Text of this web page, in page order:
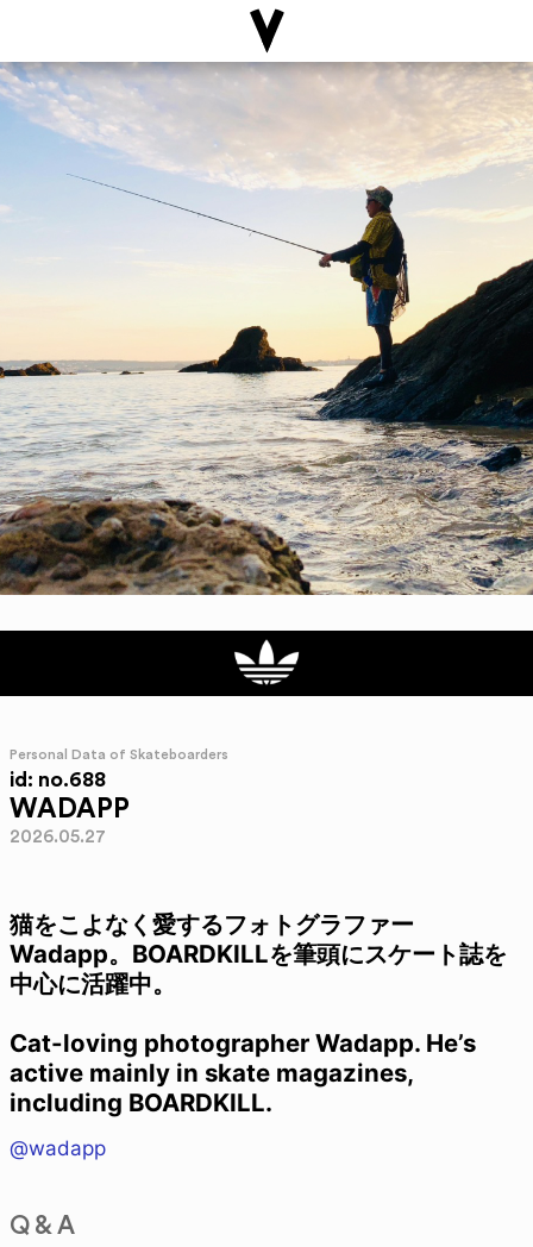
Personal Data of Skateboarders
id: no.688
WADAPP
2026.05.27
猫をこよなく愛するフォトグラファー
Wadapp。BOARDKILLを筆頭にスケート誌を
中心に活躍中。
Cat-loving photographer Wadapp. He’s
active mainly in skate magazines,
including BOARDKILL.
@wadapp
Q & A